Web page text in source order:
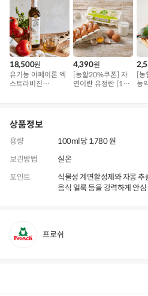
18,500원
유기농 아페이론 엑
스트라버진
4,390원
[농할20%쿠폰] 자
연이란 유정란 (10
[농
농
상품정보
용량
100ml당 1,780 원
보관방법
실온
포인트
식물성 계면활성제와 자몽 추
음식 얼룩 등을 강력하게 안
프로쉬